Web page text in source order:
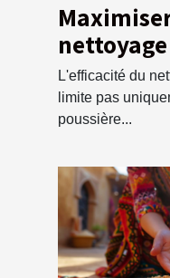
un
L'efficacité du
limite pas
poussière...